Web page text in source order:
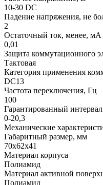
10-30 DC
Падение напряжения, не
2
Остаточный ток, менее, мА
0,01
Защита коммутационного
Тактовая
Категория применения
DC13
Частота переключения, Гц
100
Гарантированный
0-20,3
Механические
Габаритный размер, мм
70х62х41
Материал корпуса
Полиамид
Материал активной
Полиамид